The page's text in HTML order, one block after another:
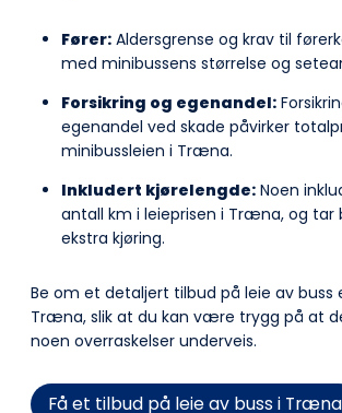
Fører: Aldersgrense og krav til
med minibussens størrelse og
Forsikring og egenandel:
egenandel ved skade påvirker
minibussleien i Træna.
Inkludert kjørelengde: Noen
antall km i leieprisen i Træna, og
ekstra kjøring.
Be om et detaljert tilbud på leie av buss
Træna, slik at du kan være trygg på at
noen overraskelser underveis.
Få et tilbud på leie av buss i Træna